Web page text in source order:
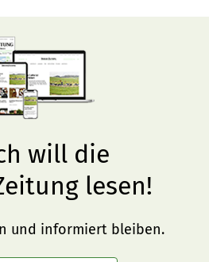
will die
lesen!
und informiert bleiben.